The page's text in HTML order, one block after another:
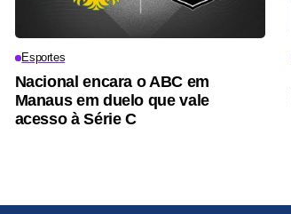
Esportes
Nacional encara o ABC em
Manaus em duelo que vale
acesso à Série C